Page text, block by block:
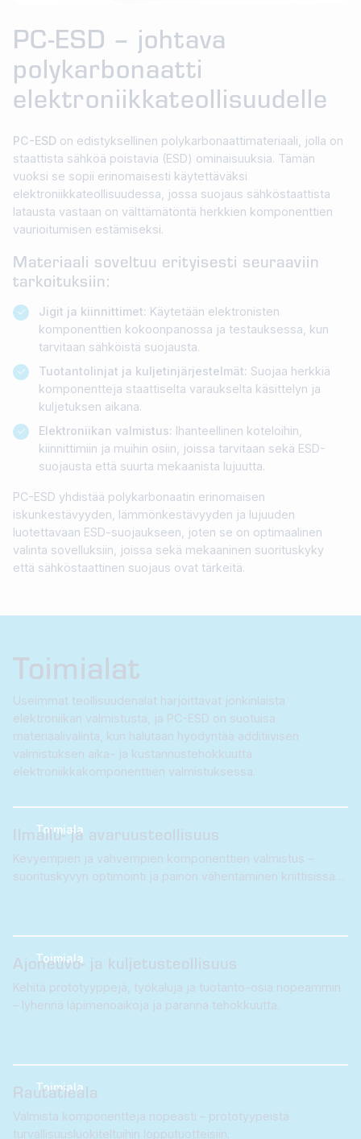
PC-ESD – johtava
polykarbonaatti
elektroniikkateollisuudelle
PC-ESD on edistyksellinen polykarbonaattimateriaali, jolla on
staattista sähköä poistavia (ESD) ominaisuuksia. Tämän
vuoksi se sopii erinomaisesti käytettäväksi
elektroniikkateollisuudessa, jossa suojaus sähköstaattista
latausta vastaan on välttämätöntä herkkien komponenttien
vaurioitumisen estämiseksi.
Materiaali soveltuu erityisesti seuraaviin
tarkoituksiin:
Jigit ja kiinnittimet: Käytetään elektronisten
komponenttien kokoonpanossa ja testauksessa, kun
tarvitaan sähköistä suojausta.
Tuotantolinjat ja kuljetinjärjestelmät: Suojaa herkkiä
komponentteja staattiselta varaukselta käsittelyn ja
kuljetuksen aikana.
Elektroniikan valmistus: Ihanteellinen koteloihin,
kiinnittimiin ja muihin osiin, joissa tarvitaan sekä ESD-
suojausta että suurta mekaanista lujuutta.
PC-ESD yhdistää polykarbonaatin erinomaisen
iskunkestävyyden, lämmönkestävyyden ja lujuuden
luotettavaan ESD-suojaukseen, joten se on optimaalinen
valinta sovelluksiin, joissa sekä mekaaninen suorituskyky
että sähköstaattinen suojaus ovat tärkeitä.
Toimialat
Useimmat teollisuudenalat harjoittavat jonkinlaista
elektroniikan valmistusta, ja PC-ESD on suotuisa
materiaalivalinta, kun halutaan hyödyntää additiivisen
valmistuksen aika- ja kustannustehokkuutta
elektroniikkakomponenttien valmistuksessa.
Toimiala
Ilmailu- ja avaruusteollisuus
Kevyempien ja vahvempien komponenttien valmistus –
suorituskyvyn optimointi ja painon vähentäminen kriittisissä
Toimiala
Ajoneuvo- ja kuljetusteollisuus
Kehitä prototyyppejä, työkaluja ja tuotanto-osia nopeammin
– lyhennä läpimenoaikoja ja paranna tehokkuutta.
Toimiala
Rautatieala
Valmista komponentteja nopeasti – prototyypeistä
turvallisuusluokiteltuihin lopputuotteisiin.